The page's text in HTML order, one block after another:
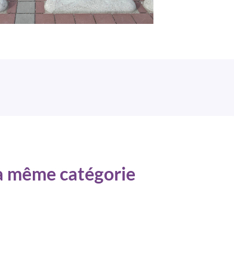
même catégorie